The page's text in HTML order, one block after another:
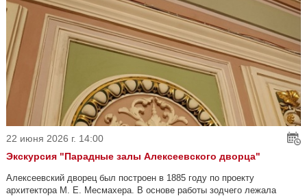
22 июня 2026 г. 14:00
Экскурсия "Парадные залы Алексеевского дворца"
Алексеевский дворец был построен в 1885 году по проекту
архитектора М. Е. Месмахера. В основе работы зодчего лежала